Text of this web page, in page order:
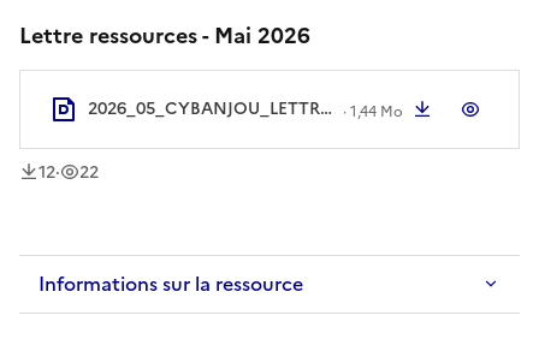
Lettre ressources - Mai 2026
2026_05_CYBANJOU_LETTRE_RESSOURCES_MAI.pdf ·1,44 Mo Télécharger
12
téléchargement
· 22
vues
Informations sur la ressource